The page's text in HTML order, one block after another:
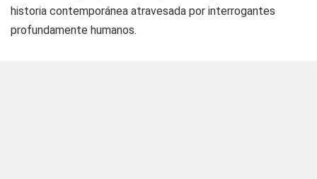
historia contemporánea atravesada por interrogantes
profundamente humanos.